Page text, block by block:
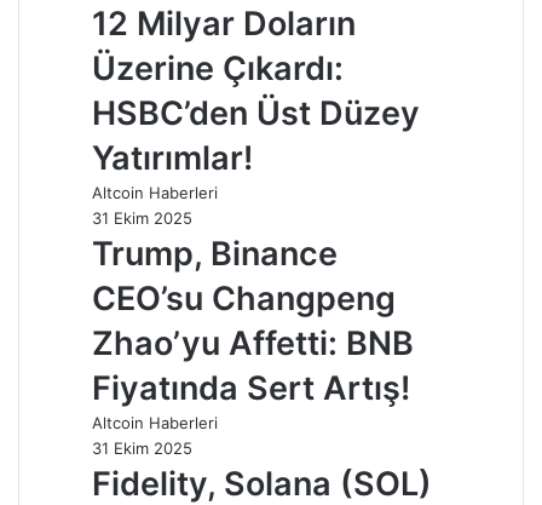
12 Milyar Doların
Üzerine Çıkardı:
HSBC’den Üst Düzey
Yatırımlar!
Altcoin Haberleri
31 Ekim 2025
Trump, Binance
CEO’su Changpeng
Zhao’yu Affetti: BNB
Fiyatında Sert Artış!
Altcoin Haberleri
31 Ekim 2025
Fidelity, Solana (SOL)